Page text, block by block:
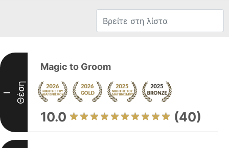
I Θέση
️Magic to Groom️
10.0 (40)